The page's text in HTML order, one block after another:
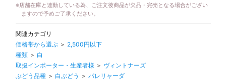
※店舗在庫と連動している為、ご注文後商品が欠品・完売となる場合がござい
ますので予めご了承ください。
関連カテゴリ
価格帯から選ぶ ＞ 2,500円以下
種類 ＞ 白
取扱インポーター・生産者様 ＞ ヴィントナーズ
ぶどう品種 ＞ 白ぶどう ＞ パレリャーダ